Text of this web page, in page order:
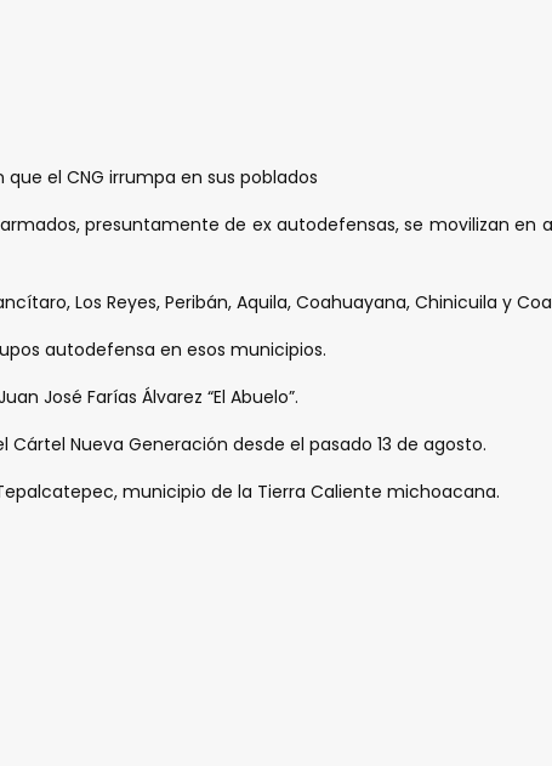
el CNG irrumpa en sus poblados
presuntamente de ex autodefensas, se movilizan en
Los Reyes, Peribán, Aquila, Coahuayana, Chinicuila y
autodefensa en esos municipios.
José Farías Álvarez “El Abuelo”.
Nueva Generación desde el pasado 13 de agosto.
municipio de la Tierra Caliente michoacana.